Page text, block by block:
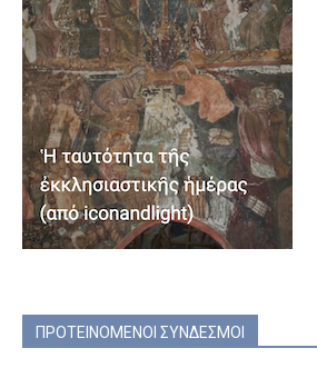
ΠΡΟΤΕΙΝΟΜΕΝΟΙ ΣΥΝΔΕΣΜΟΙ